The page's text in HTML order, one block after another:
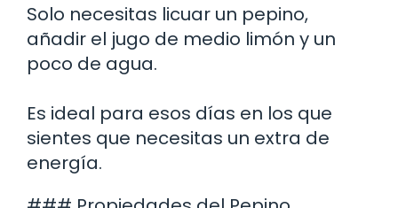
Solo necesitas licuar un pepino,
añadir el jugo de medio limón y un
poco de agua.
Es ideal para esos días en los que
sientes que necesitas un extra de
energía.